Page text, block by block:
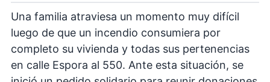
Una familia atraviesa un momento muy difícil
luego de que un incendio consumiera por
completo su vivienda y todas sus pertenencias
en calle Espora al 550. Ante esta situación, se